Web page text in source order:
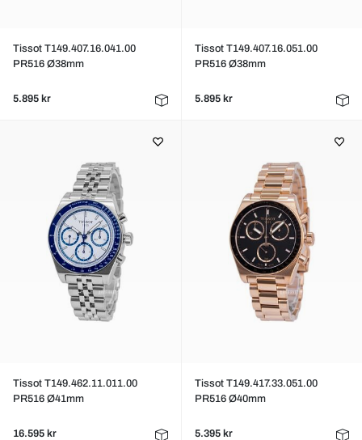
Tissot T149.407.16.041.00
PR516 Ø38mm
5.895 kr
Tissot T149.407.16.051.00
PR516 Ø38mm
5.895 kr
Tissot T149.462.11.011.00
PR516 Ø41mm
16.595 kr
Tissot T149.417.33.051.00
PR516 Ø40mm
5.395 kr